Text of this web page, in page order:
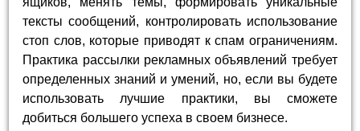
тексты сообщений, контролировать использование
стоп слов, которые приводят к спам ограничениям.
Практика рассылки рекламных объявлений требует
определенных знаний и умений, но, если вы будете
использовать лучшие практики, вы сможете
добиться большего успеха в своем бизнесе.